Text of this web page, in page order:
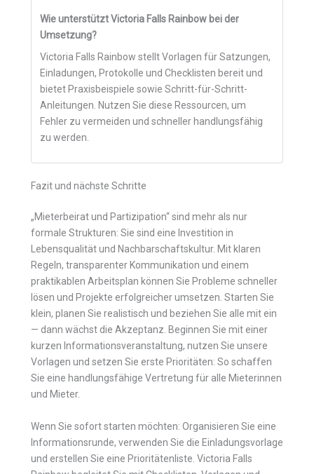
Wie unterstützt Victoria Falls Rainbow bei der
Umsetzung?
Victoria Falls Rainbow stellt Vorlagen für Satzungen,
Einladungen, Protokolle und Checklisten bereit und
bietet Praxisbeispiele sowie Schritt-für-Schritt-
Anleitungen. Nutzen Sie diese Ressourcen, um
Fehler zu vermeiden und schneller handlungsfähig
zu werden.
Fazit und nächste Schritte
„Mieterbeirat und Partizipation“ sind mehr als nur
formale Strukturen: Sie sind eine Investition in
Lebensqualität und Nachbarschaftskultur. Mit klaren
Regeln, transparenter Kommunikation und einem
praktikablen Arbeitsplan können Sie Probleme schneller
lösen und Projekte erfolgreicher umsetzen. Starten Sie
klein, planen Sie realistisch und beziehen Sie alle mit ein
— dann wächst die Akzeptanz. Beginnen Sie mit einer
kurzen Informationsveranstaltung, nutzen Sie unsere
Vorlagen und setzen Sie erste Prioritäten: So schaffen
Sie eine handlungsfähige Vertretung für alle Mieterinnen
und Mieter.
Wenn Sie sofort starten möchten: Organisieren Sie eine
Informationsrunde, verwenden Sie die Einladungsvorlage
und erstellen Sie eine Prioritätenliste. Victoria Falls